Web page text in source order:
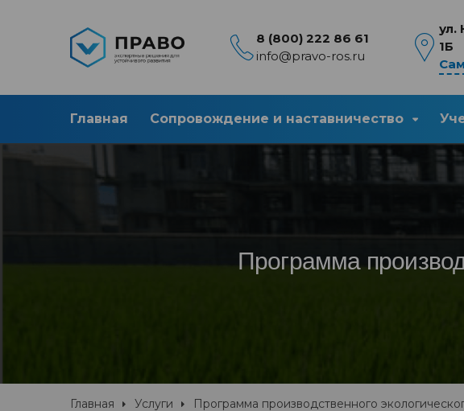
8 (800) 222 86 61
info@pravo-ros.ru
ул.
1Б
Главная Сопровождение и наставничество
Программа
Главная Услуги Программа производственного